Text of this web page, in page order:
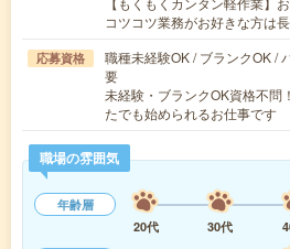
コツコツ業務がお好きな方は
応募資格
職種未経験OK / ブランクOK /
要
未経験・ブランクOK資格不問
たでも始められるお仕事です
職場の雰囲気
年齢層
20代
30代